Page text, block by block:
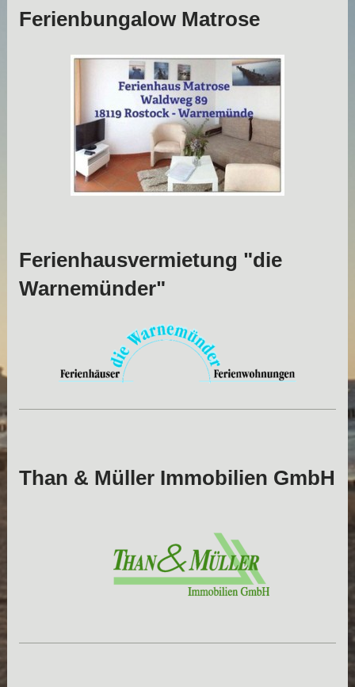
Ferienbungalow Matrose
Ferienhausvermietung "die
Warnemünder"
Than & Müller Immobilien GmbH